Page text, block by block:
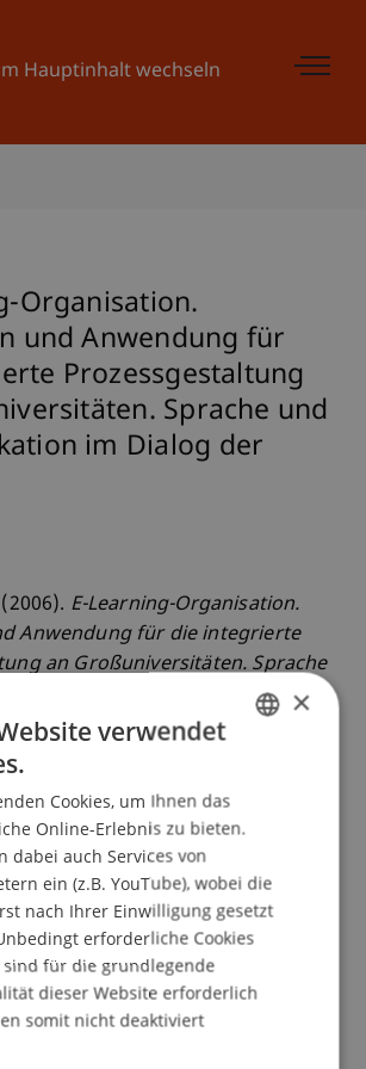
Hauptinhalt wechseln
Organisation.
und Anwendung für
Prozessgestaltung
Sprache und
im Dialog der
E-Learning-Organisation.
Anwendung für die integrierte
an Großuniversitäten. Sprache
im Dialog der Kulturen.
at the Internationalen
Konferenz, Rjasan, Russland.
Brocke
×
verwendet
Cookies, um Ihnen das
Online-Erlebnis zu bieten.
dabei auch Services von
ein (z.B. YouTube), wobei die
nach Ihrer Einwilligung gesetzt
erforderliche Cookies
sind für die grundlegende
dieser Website erforderlich
somit nicht deaktiviert